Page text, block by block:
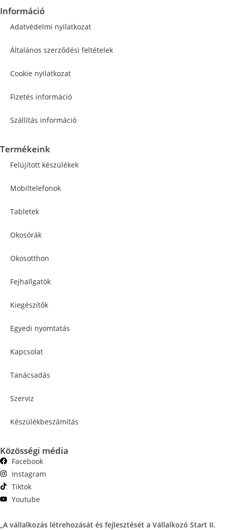
Információ
Adatvédelmi nyilatkozat
Általános szerződési feltételek
Cookie nyilatkozat
Fizetés információ
Szállítás információ
Termékeink
Felújított készülékek
Mobiltelefonok
Tabletek
Okosórák
Okosotthon
Fejhallgatók
Kiegészítők
Egyedi nyomtatás
Kapcsolat
Tanácsadás
Szerviz
Készülékbeszámítás
Közösségi média
Facebook
Instagram
Tiktok
Youtube
„A vállalkozás létrehozását és fejlesztését a Vállalkozó Start II.